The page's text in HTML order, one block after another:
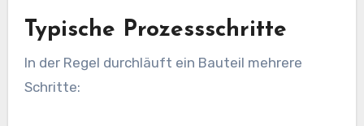
Typische Prozessschritte
In der Regel durchläuft ein Bauteil mehrere
Schritte: